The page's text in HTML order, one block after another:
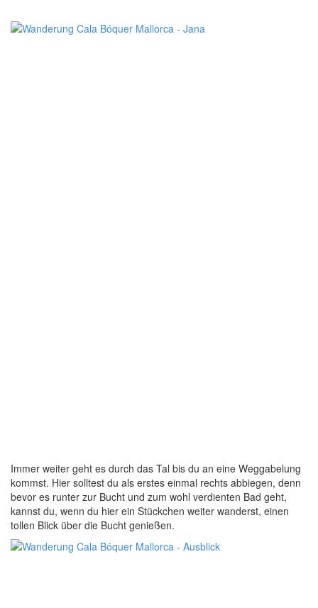
Immer weiter geht es durch das Tal bis du an eine Weggabelung
kommst. Hier solltest du als erstes einmal rechts abbiegen, denn
bevor es runter zur Bucht und zum wohl verdienten Bad geht,
kannst du, wenn du hier ein Stückchen weiter wanderst, einen
tollen Blick über die Bucht genießen.